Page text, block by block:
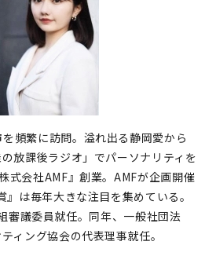
頻繁に訪問。溢れ出る静岡愛から
放課後ラジオ」でパーソナリティを
式会社AMF』創業。AMFが企画開催
は毎年大きな注目を集めている。
審議委員就任。同年、一般社団法
ィング協会の代表理事就任。